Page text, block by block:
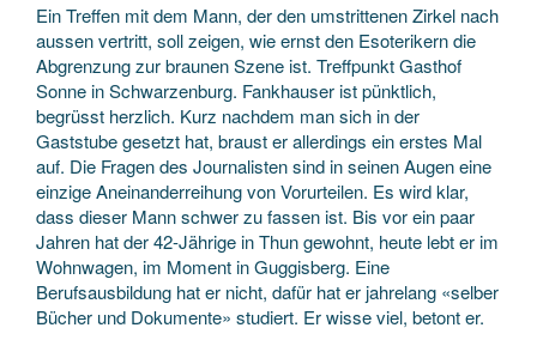
Ein Treffen mit dem Mann, der den umstrittenen Zirkel nach
aussen vertritt, soll zeigen, wie ernst den Esoterikern die
Abgrenzung zur braunen Szene ist. Treffpunkt Gasthof
Sonne in Schwarzenburg. Fankhauser ist pünktlich,
begrüsst herzlich. Kurz nachdem man sich in der
Gaststube gesetzt hat, braust er allerdings ein erstes Mal
auf. Die Fragen des Journalisten sind in seinen Augen eine
einzige Aneinanderreihung von Vorurteilen. Es wird klar,
dass dieser Mann schwer zu fassen ist. Bis vor ein paar
Jahren hat der 42-Jährige in Thun gewohnt, heute lebt er im
Wohnwagen, im Moment in Guggisberg. Eine
Berufsausbildung hat er nicht, dafür hat er jahrelang «selber
Bücher und Dokumente» studiert. Er wisse viel, betont er.